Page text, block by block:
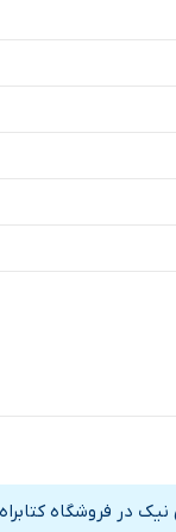
با نشر صوتی نیک در